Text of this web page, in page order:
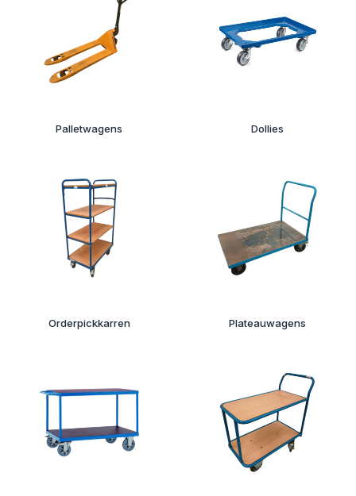
Palletwagens Dollies
Orderpickkarren Plateauwagens